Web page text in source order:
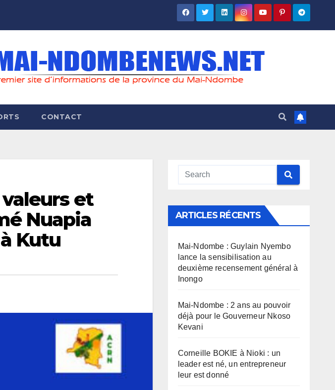
CONTACT
et
Nuapia
Kutu
ARTICLES RÉCENTS
Mai-Ndombe : Guylain Nyembo
lance la sensibilisation au
deuxième recensement général à
Inongo
Mai-Ndombe : 2 ans au pouvoir
déjà pour le Gouverneur Nkoso
Kevani
Corneille BOKIE à Nioki : un
leader est né, un entrepreneur
leur est donné